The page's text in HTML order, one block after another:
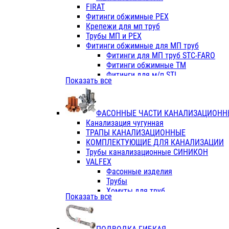
Фитинги ПП белые
Фитинги ПП белые
Фитинги ППс металл.белые
VALFEX
Трубы PE-RT
Трубы ПП водопровод белые
Трубы ПП водопровод серые
Трубы армированные
Трубы армированные
Фитинги с металл. серые
Фитинги ПП (серые)
Фитинги ПП белые
Краны
Фитинги ПП (белые)
Фитинги ПП с металлом белые
ПК КОНТУР
Краны полипропиленовые
Трубы полипропиленивые
FIRAT
Фитинги обжимные PEX
Крепежи для мп труб
Трубы МП и PEX
Фитинги обжимные для МП труб
Фитинги для МП труб STC-FARO
Фитинги обжимные ТМ
Фитинги для м/п STI
Фитинги для МП труб TITAN
TK
VALFEX
Показать все
ФАСОННЫЕ ЧАСТИ
Канализация чугунная
ТРАПЫ КАНАЛИЗАЦИОННЫЕ
КОМПЛЕКТУЮЩИЕ ДЛЯ КАНАЛИЗАЦИИ
Трубы канализационные СИНИКОН
VALFEX
Фасонные изделия
Трубы
Хомуты для труб
ПВХ (стройполимер)
Показать все